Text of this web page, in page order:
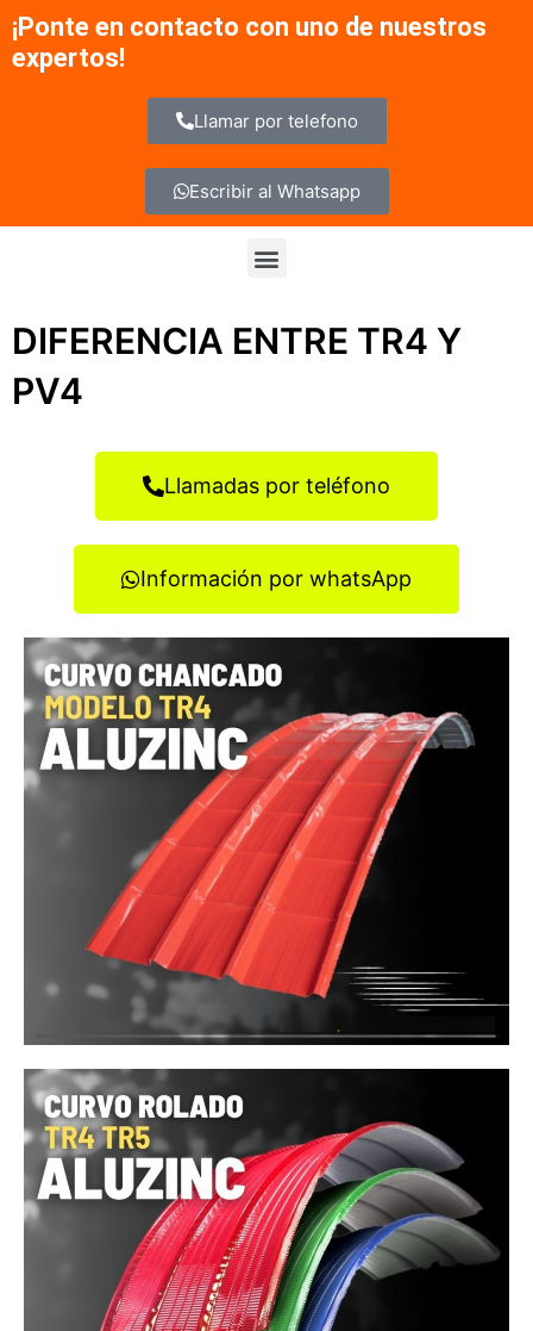
contenido
¡Ponte en contacto con uno de nuestros
expertos!
Llamar por telefono
Escribir al Whatsapp
Menu
DIFERENCIA ENTRE TR4 Y
PV4
Llamadas por teléfono
Información por whatsApp